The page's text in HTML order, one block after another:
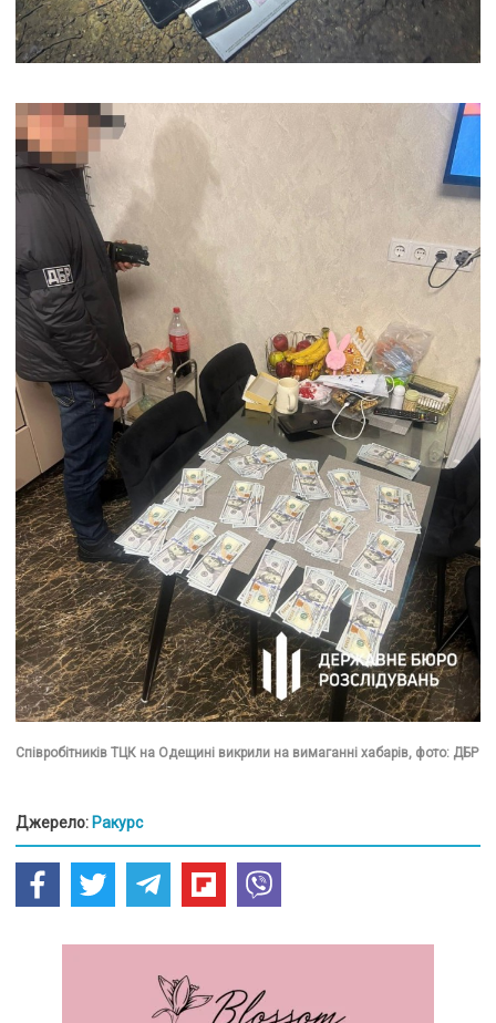
Співробітників ТЦК на Одещині викрили на вимаганні хабарів, фото: ДБР
Джерело: Ракурс